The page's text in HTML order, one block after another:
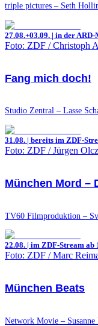
triple pictures – Seth
27.08.+03.09. | in der
Foto: ZDF / Christoph
Fang mich doch!
Studio Zentral – Lasse
31.08. | bereits im ZDF-
Foto: ZDF / Jürgen
München Mord –
TV60 Filmproduktion –
22.08. | im ZDF-Stream ab
Foto: ZDF / Marc
München Beats
Network Movie –